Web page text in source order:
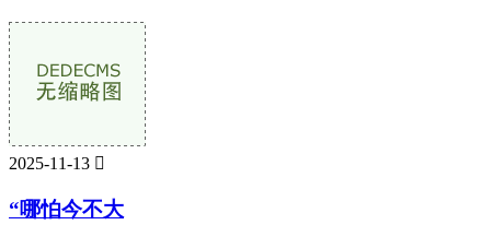
2025-11-13 
“哪怕今不大